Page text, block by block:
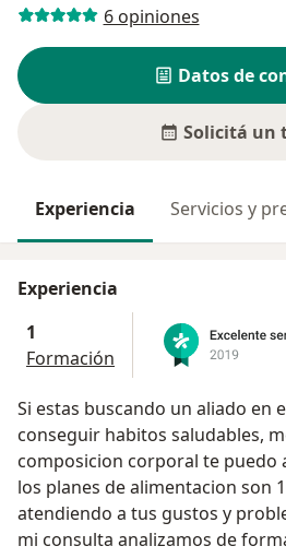
6 opiniones
Datos de
Solicitá un
Experiencia Servicios y
Experiencia
1
Formación
Si estas buscando un aliado en
conseguir habitos saludables,
composicion corporal te puedo ayudar. Las
los planes de alimentacion son
atendiendo a tus gustos y
mi consulta analizamos de